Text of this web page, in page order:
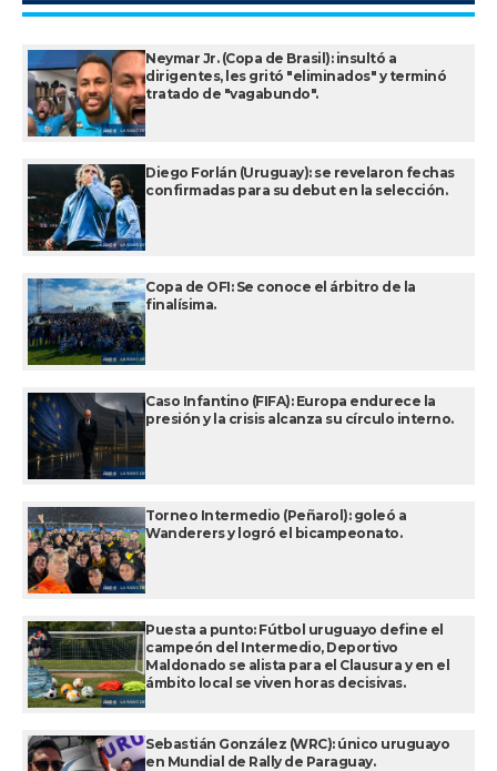
Neymar Jr. (Copa de Brasil): insultó a
dirigentes, les gritó "eliminados" y terminó
tratado de "vagabundo".
Diego Forlán (Uruguay): se revelaron fechas
confirmadas para su debut en la selección.
Copa de OFI: Se conoce el árbitro de la
finalísima.
Caso Infantino (FIFA): Europa endurece la
presión y la crisis alcanza su círculo interno.
Torneo Intermedio (Peñarol): goleó a
Wanderers y logró el bicampeonato.
Puesta a punto: Fútbol uruguayo define el
campeón del Intermedio, Deportivo
Maldonado se alista para el Clausura y en el
ámbito local se viven horas decisivas.
Sebastián González (WRC): único uruguayo
en Mundial de Rally de Paraguay.